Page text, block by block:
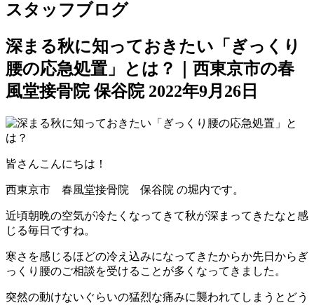
スタッフブログ
深まる秋に知っておきたい「ぎっくり
腰の応急処置」とは？｜西東京市の春
風堂接骨院 保谷院 2022年9月26日
皆さんこんにちは！
西東京市 春風堂接骨院 保谷院 の堀内です。
近頃朝晩の空気が冷たくなってきて秋が深まってきたなと感
じる毎日ですね。
寒さを感じるほどの冷え込みになってきたからか先日からぎ
っくり腰のご相談を受けることが多くなってきました。
突然の動けないぐらいの猛烈な痛みに襲われてしまうとどう